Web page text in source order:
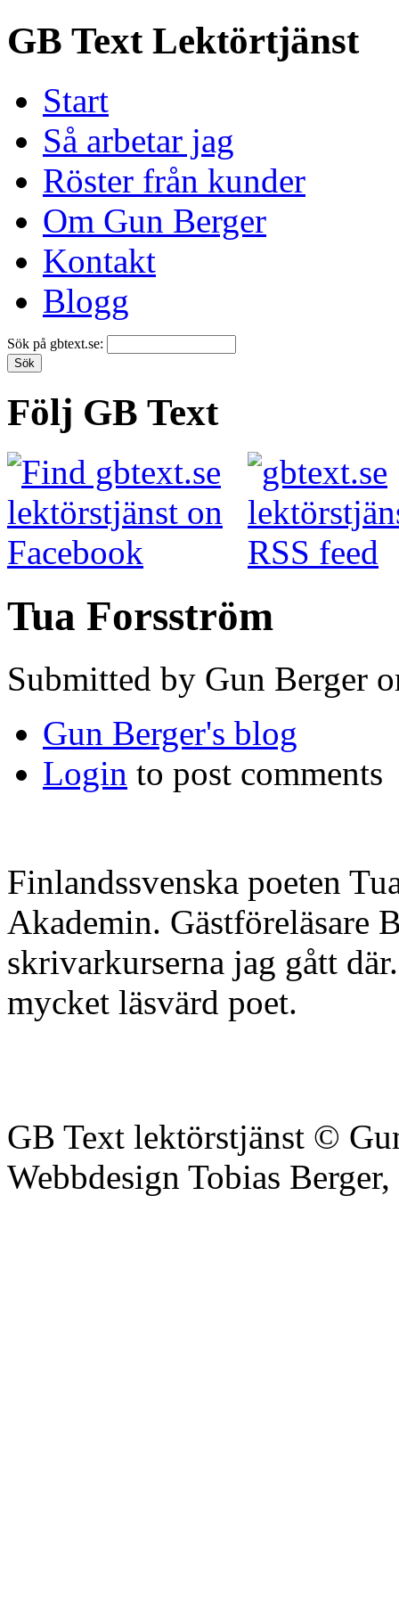
GB Text Lektörtjänst
Start
Så arbetar jag
Röster från kunder
Om Gun Berger
Kontakt
Blogg
Sök på gbtext.se:
Följ GB Text
Tua Forsström
Submitted by Gun Berger
Gun Berger's blog
Login to post comments
Finlandssvenska poeten
Akademin. Gästföreläsare
skrivarkurserna jag gått
mycket läsvärd poet.
GB Text lektörstjänst ©
Webbdesign Tobias